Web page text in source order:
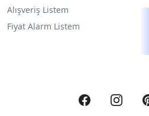
Alışveriş Listem
Fiyat Alarm Listem